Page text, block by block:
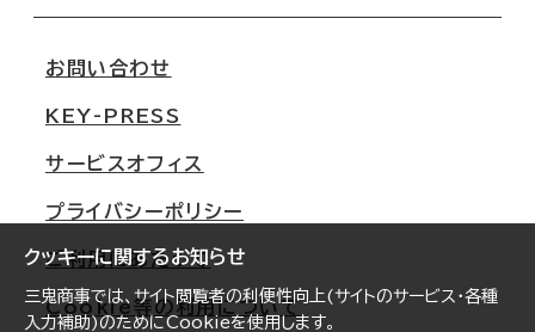
クッキーに関するお知らせ
三鬼商事では、サイト閲覧者の利便性向上(サイトのサービス・各種
入力補助)のためにCookieを使用します。
移転スケジュール
オフィス移転Q&A
大阪
名古屋
札幌
仙台
横浜
お問い合わせ
KEY-PRESS
サービスオフィス
プライバシーポリシー
ご利用にあたって
Cookie等の利用について